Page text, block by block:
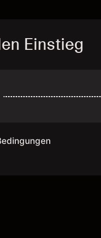
Einstieg